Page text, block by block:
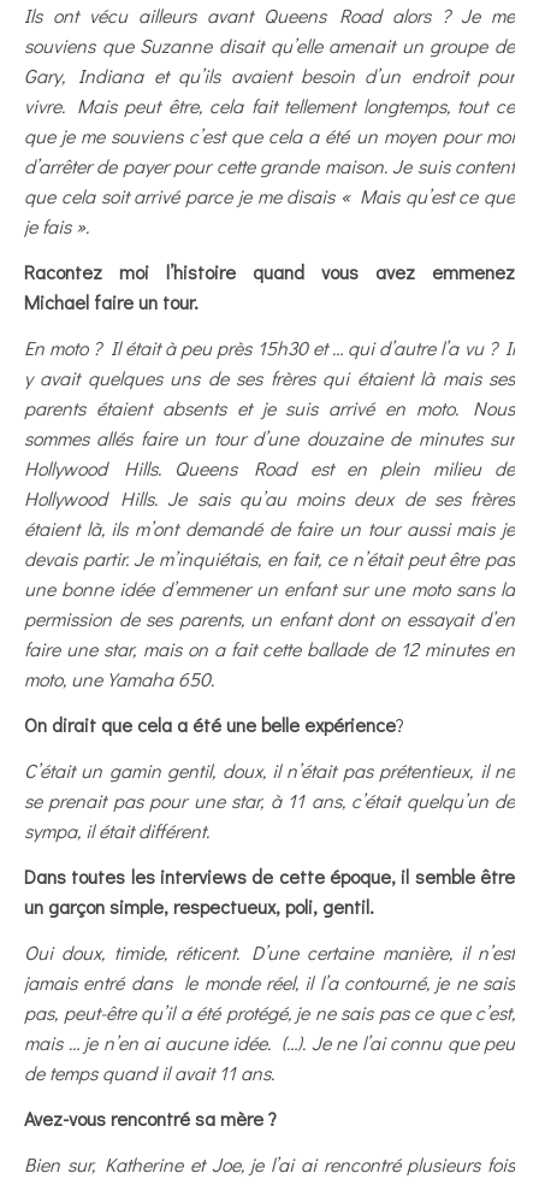
Ils ont vécu ailleurs avant Queens Road alors ? Je me
souviens que Suzanne disait qu’elle amenait un groupe de
Gary, Indiana et qu’ils avaient besoin d’un endroit pour
vivre. Mais peut être, cela fait tellement longtemps, tout ce
que je me souviens c’est que cela a été un moyen pour moi
d’arrêter de payer pour cette grande maison. Je suis content
que cela soit arrivé parce je me disais « Mais qu’est ce que
je fais ».
Racontez moi l’histoire quand vous avez emmenez
Michael faire un tour.
En moto ? Il était à peu près 15h30 et … qui d’autre l’a vu ? Il
y avait quelques uns de ses frères qui étaient là mais ses
parents étaient absents et je suis arrivé en moto. Nous
sommes allés faire un tour d’une douzaine de minutes sur
Hollywood Hills. Queens Road est en plein milieu de
Hollywood Hills. Je sais qu’au moins deux de ses frères
étaient là, ils m’ont demandé de faire un tour aussi mais je
devais partir. Je m’inquiétais, en fait, ce n’était peut être pas
une bonne idée d’emmener un enfant sur une moto sans la
permission de ses parents, un enfant dont on essayait d’en
faire une star, mais on a fait cette ballade de 12 minutes en
moto, une Yamaha 650.
On dirait que cela a été une belle expérience?
C’était un gamin gentil, doux, il n’était pas prétentieux, il ne
se prenait pas pour une star, à 11 ans, c’était quelqu’un de
sympa, il était différent.
Dans toutes les interviews de cette époque, il semble être
un garçon simple, respectueux, poli, gentil.
Oui doux, timide, réticent. D’une certaine manière, il n’est
jamais entré dans le monde réel, il l’a contourné, je ne sais
pas, peut-être qu’il a été protégé, je ne sais pas ce que c’est,
mais … je n’en ai aucune idée. (…). Je ne l’ai connu que peu
de temps quand il avait 11 ans.
Avez-vous rencontré sa mère ?
Bien sur, Katherine et Joe, je l’ai ai rencontré plusieurs fois